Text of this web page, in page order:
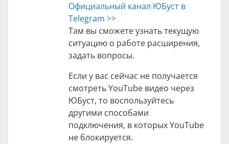
Официальный канал ЮБуст в
Telegram >>
Там вы сможете узнать текущую
ситуацию о работе расширения,
задать вопросы.
Если у вас сейчас не получается
смотреть YouTube видео через
ЮБуст, то воспользуйтесь
другими способами
подключения, в которых YouTube
не блокируется.